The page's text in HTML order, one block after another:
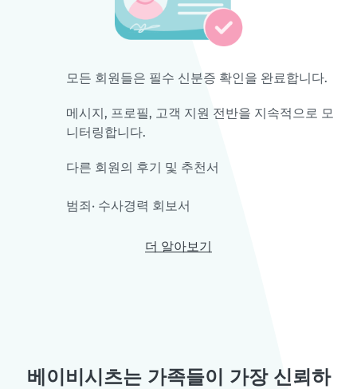
모든 회원들은 필수 신분증 확인을 완료합니다.
메시지, 프로필, 고객 지원 전반을 지속적으로 모
니터링합니다.
다른 회원의 후기 및 추천서
범죄· 수사경력 회보서
더 알아보기
베이비시츠는 가족들이 가장 신뢰하